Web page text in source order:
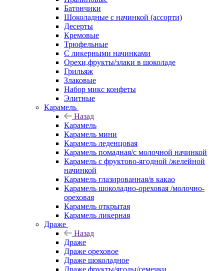
Батончики
Шоколадные с начинкой (ассорти)
Десерты
Кремовые
Трюфельные
С ликерными начинками
Орехи,фрукты/злаки в шоколаде
Грильяж
Злаковые
Набор микс конфеты
Элитные
Карамель
Назад
Карамель
Карамель мини
Карамель леденцовая
Карамель помадная/с молочной начинкой
Карамель с фруктово-ягодной /желейной
начинкой
Карамель глазированная/в какао
Карамель шоколадно-ореховая /молочно-
ореховая
Карамель открытая
Карамель ликерная
Драже
Назад
Драже
Драже ореховое
Драже шоколадное
Драже фрукты/ягоды/семечки